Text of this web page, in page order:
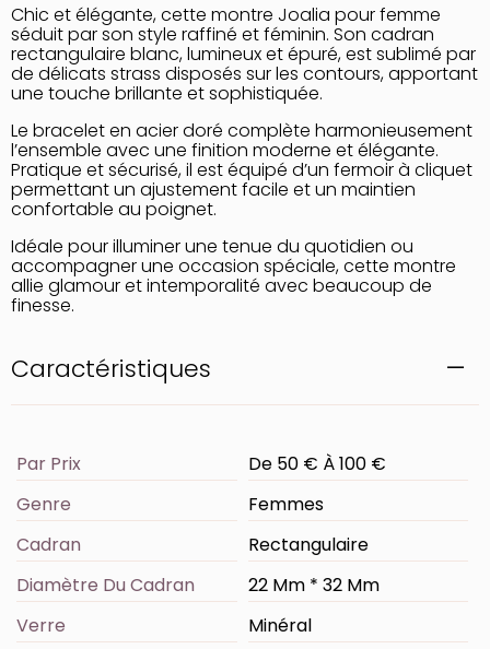
Chic et élégante, cette montre Joalia pour femme
séduit par son style raffiné et féminin. Son cadran
rectangulaire blanc, lumineux et épuré, est sublimé par
de délicats strass disposés sur les contours, apportant
une touche brillante et sophistiquée.
Le bracelet en acier doré complète harmonieusement
l’ensemble avec une finition moderne et élégante.
Pratique et sécurisé, il est équipé d’un fermoir à cliquet
permettant un ajustement facile et un maintien
confortable au poignet.
Idéale pour illuminer une tenue du quotidien ou
accompagner une occasion spéciale, cette montre
allie glamour et intemporalité avec beaucoup de
finesse.
Caractéristiques
Par Prix
De 50 € À 100 €
Genre
Femmes
Cadran
Rectangulaire
Diamètre Du Cadran
22 Mm * 32 Mm
Verre
Minéral